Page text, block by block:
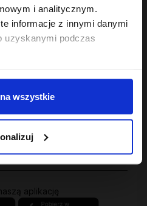
i analitycznym.
informacje z innymi danymi
uzyskanymi podczas
wszystkie
aplikację